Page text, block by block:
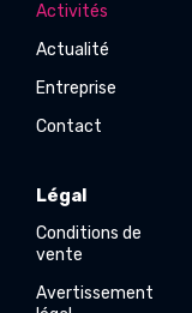
Activités
Actualité
Entreprise
Contact
Légal
Conditions de
vente
Avertissement